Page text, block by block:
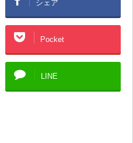
シェア
Pocket
LINE